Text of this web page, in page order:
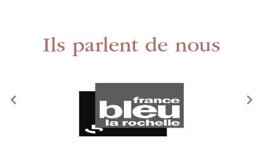
Ils parlent de nous
< >